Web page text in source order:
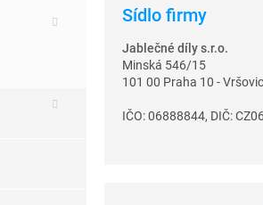
Sídlo firmy
Jablečné díly s.r.o.
Minská 546/15
101 00 Praha 10 -
IČO: 06888844, DIČ: